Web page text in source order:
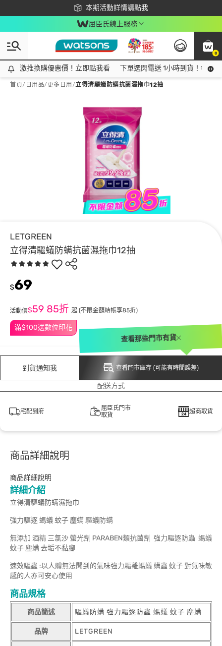
本期活動詳情請點我
下載app最高回饋$350
屈臣氏線上服務
0
激推換購優惠價！立即點我看
激推換購優惠價！立即點我看 下單選閃電送 1小時到貨！領神
首頁/ 日用品/ 更多日用 /立得清驅蟻防螨抗菌濕拖巾12抽
LETGREEN
立得清驅蟻防螨抗菌濕拖巾12抽
滿$100送數位印花
$69
活動價$59 85折 起 (不限金額結帳享85折)
到貨通知我 查看門市庫存 (可能有時間誤差)
查看那些門市有貨
配送方式
宅配到府
屈臣氏門市
取貨
超商取貨
商品詳細說明
商品詳細說明
詳細介紹
立得清驅蟻防螨濕拖巾
強力驅逐 螞蟻 蚊子 塵螨 驅蟻防螨
無添加 酒精 三氯沙 螢光劑 PARABEN類抗菌劑 強力驅逐防蟲 螞蟻
蚊子 塵螨 去垢不黏腳
速效驅蟲 :以人體無法聞到的氣味強力驅離螞蟻 螨蟲 蚊子 對氣味敏
感的人亦可安心使用
商品規格
商品簡述 驅蟻防螨 強力驅逐防蟲 螞蟻 蚊子 塵螨
品牌 LETGREEN